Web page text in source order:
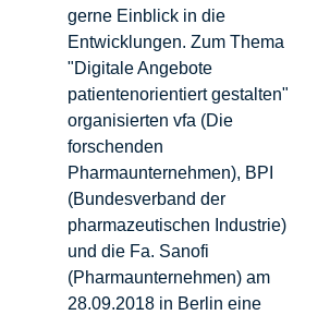
gerne Einblick in die
Entwicklungen. Zum Thema
"Digitale Angebote
patientenorientiert gestalten"
organisierten vfa (Die
forschenden
Pharmaunternehmen), BPI
(Bundesverband der
pharmazeutischen Industrie)
und die Fa. Sanofi
(Pharmaunternehmen) am
28.09.2018 in Berlin eine